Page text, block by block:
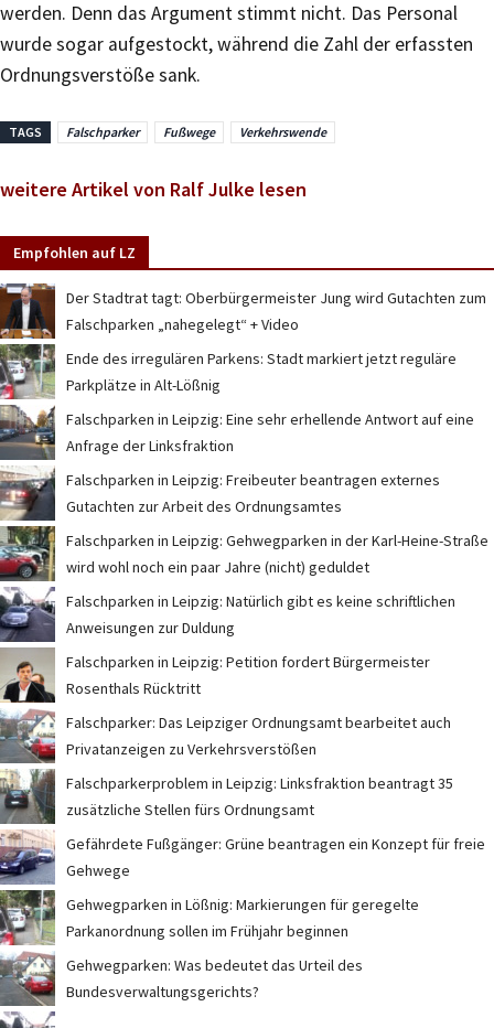
werden. Denn das Argument stimmt nicht. Das Personal
wurde sogar aufgestockt, während die Zahl der erfassten
Ordnungsverstöße sank.
TAGS Falschparker Fußwege Verkehrswende
weitere Artikel von Ralf Julke lesen
Empfohlen auf LZ
Der Stadtrat tagt: Oberbürgermeister Jung wird Gutachten zum
Falschparken „nahegelegt“ + Video
Ende des irregulären Parkens: Stadt markiert jetzt reguläre
Parkplätze in Alt-Lößnig
Falschparken in Leipzig: Eine sehr erhellende Antwort auf eine
Anfrage der Linksfraktion
Falschparken in Leipzig: Freibeuter beantragen externes
Gutachten zur Arbeit des Ordnungsamtes
Falschparken in Leipzig: Gehwegparken in der Karl-Heine-Straße
wird wohl noch ein paar Jahre (nicht) geduldet
Falschparken in Leipzig: Natürlich gibt es keine schriftlichen
Anweisungen zur Duldung
Falschparken in Leipzig: Petition fordert Bürgermeister
Rosenthals Rücktritt
Falschparker: Das Leipziger Ordnungsamt bearbeitet auch
Privatanzeigen zu Verkehrsverstößen
Falschparkerproblem in Leipzig: Linksfraktion beantragt 35
zusätzliche Stellen fürs Ordnungsamt
Gefährdete Fußgänger: Grüne beantragen ein Konzept für freie
Gehwege
Gehwegparken in Lößnig: Markierungen für geregelte
Parkanordnung sollen im Frühjahr beginnen
Gehwegparken: Was bedeutet das Urteil des
Bundesverwaltungsgerichts?